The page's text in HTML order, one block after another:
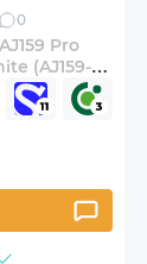
0
Pro
(AJ159-